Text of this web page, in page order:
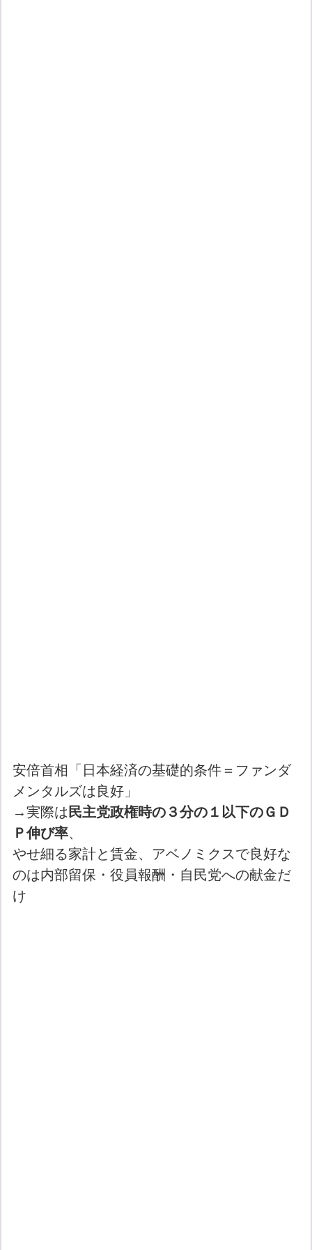
安倍首相「日本経済の基礎的条件＝ファンダ
メンタルズは良好」
→実際は 民主党政権時の３分の１以下のＧＤ
Ｐ伸び率、
やせ細る家計と賃金、アベノミクスで良好な
のは内部留保・役員報酬・自民党への献金だ
け